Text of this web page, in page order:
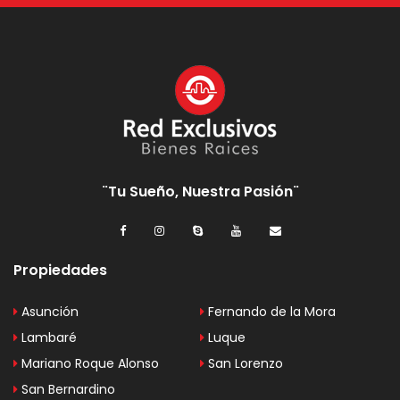
¨Tu Sueño, Nuestra Pasión¨
Propiedades
Asunción
Fernando de la Mora
Lambaré
Luque
Mariano Roque Alonso
San Lorenzo
San Bernardino